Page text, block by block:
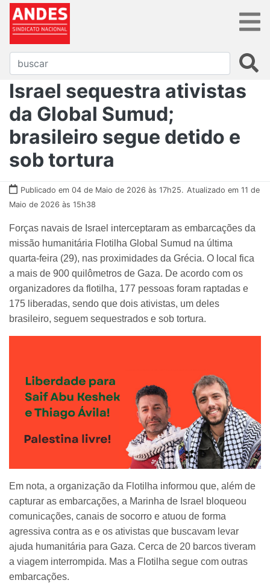
Israel sequestra ativistas
da Global Sumud;
brasileiro segue detido e
sob tortura
Publicado em 04 de Maio de 2026 às 17h25. Atualizado em 11 de
Maio de 2026 às 15h38
Forças navais de Israel interceptaram as embarcações da
missão humanitária Flotilha Global Sumud na última
quarta-feira (29), nas proximidades da Grécia. O local fica
a mais de 900 quilômetros de Gaza. De acordo com os
organizadores da flotilha, 177 pessoas foram raptadas e
175 liberadas, sendo que dois ativistas, um deles
brasileiro, seguem sequestrados e sob tortura.
Em nota, a organização da Flotilha informou que, além de
capturar as embarcações, a Marinha de Israel bloqueou
comunicações, canais de socorro e atuou de forma
agressiva contra as e os ativistas que buscavam levar
ajuda humanitária para Gaza. Cerca de 20 barcos tiveram
a viagem interrompida. Mas a Flotilha segue com outras
embarcações.